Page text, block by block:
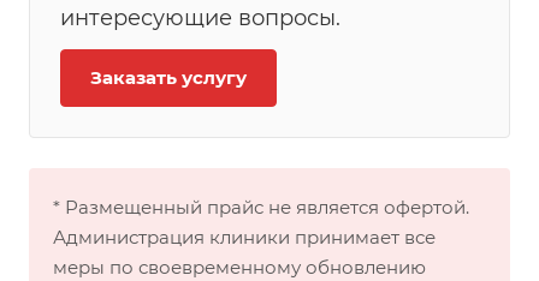
интересующие вопросы.
Заказать услугу
* Размещенный прайс не является офертой.
Администрация клиники принимает все
меры по своевременному обновлению